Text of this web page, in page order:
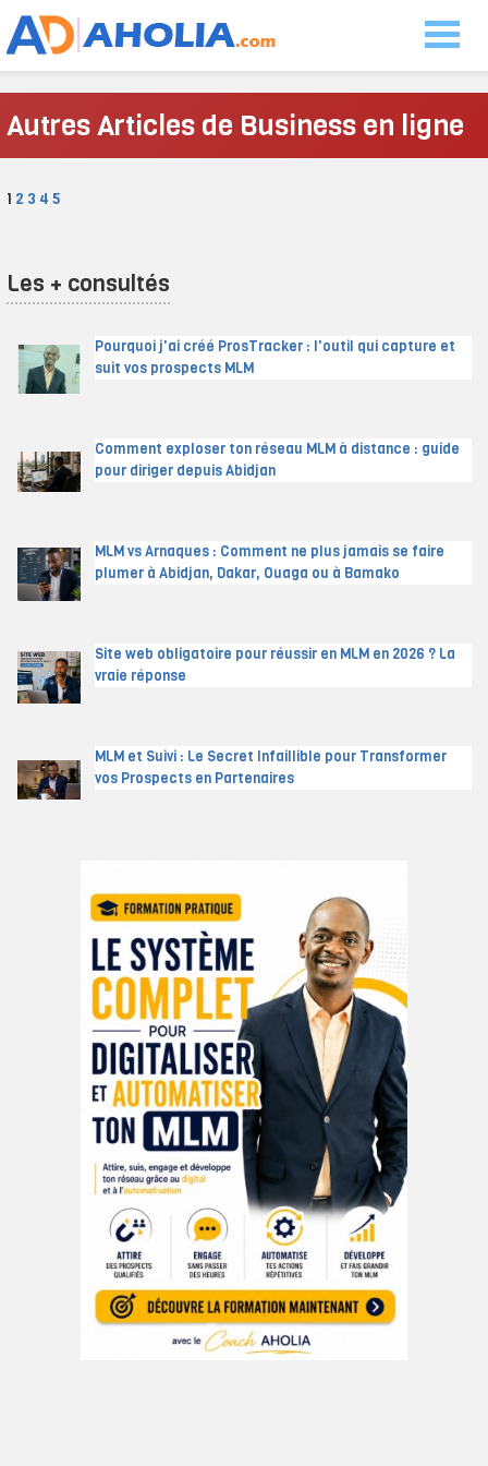
Autres Articles de Business en ligne
1 2 3 4 5
Les + consultés
Pourquoi j'ai créé ProsTracker : l'outil qui capture et
suit vos prospects MLM
Comment exploser ton réseau MLM à distance : guide
pour diriger depuis Abidjan
MLM vs Arnaques : Comment ne plus jamais se faire
plumer à Abidjan, Dakar, Ouaga ou à Bamako
Site web obligatoire pour réussir en MLM en 2026 ? La
vraie réponse
MLM et Suivi : Le Secret Infaillible pour Transformer
vos Prospects en Partenaires